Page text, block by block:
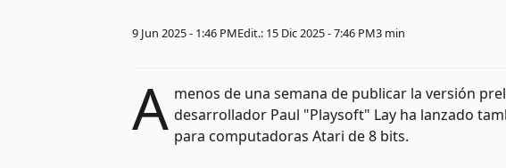
9 Jun 2025 - 1:46 PMEdit.: 15 Dic 2025 - 7:46 PM3 min
A menos de una semana de publicar la versión
desarrollador Paul "Playsoft" Lay ha lanzado
para computadoras Atari de 8 bits.